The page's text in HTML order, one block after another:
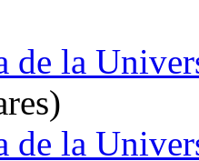
de la
de la